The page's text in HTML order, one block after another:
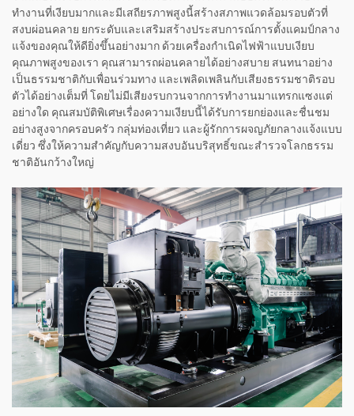
ทำงานที่เงียบมากและมีเสถียรภาพสูงนี้สร้างสภาพแวดล้อมรอบตัวที่
สงบผ่อนคลาย ยกระดับและเสริมสร้างประสบการณ์การตั้งแคมป์กลาง
แจ้งของคุณให้ดียิ่งขึ้นอย่างมาก ด้วยเครื่องกำเนิดไฟฟ้าแบบเงียบ
คุณภาพสูงของเรา คุณสามารถผ่อนคลายได้อย่างสบาย สนทนาอย่าง
เป็นธรรมชาติกับเพื่อนร่วมทาง และเพลิดเพลินกับเสียงธรรมชาติรอบ
ตัวได้อย่างเต็มที่ โดยไม่มีเสียงรบกวนจากการทำงานมาแทรกแซงแต่
อย่างใด คุณสมบัติพิเศษเรื่องความเงียบนี้ได้รับการยกย่องและชื่นชม
อย่างสูงจากครอบครัว กลุ่มท่องเที่ยว และผู้รักการผจญภัยกลางแจ้งแบบ
เดี่ยว ซึ่งให้ความสำคัญกับความสงบอันบริสุทธิ์ขณะสำรวจโลกธรรม
ชาติอันกว้างใหญ่